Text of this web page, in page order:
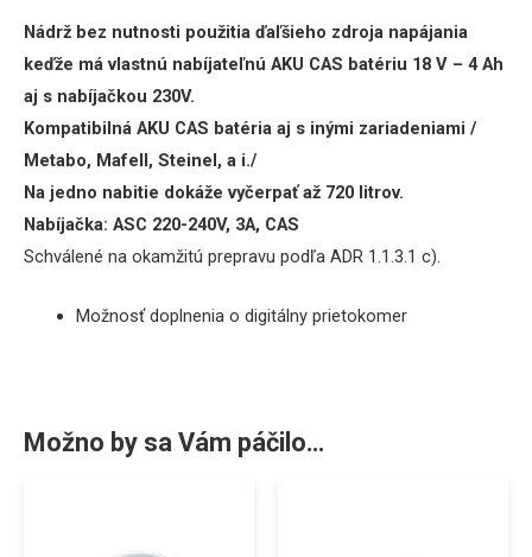
Nádrž bez nutnosti použitia ďaľšieho zdroja napájania
keďže má vlastnú nabíjateľnú AKU CAS batériu 18 V – 4 Ah
aj s nabíjačkou 230V.
Kompatibilná AKU CAS batéria aj s inými zariadeniami /
Metabo, Mafell, Steinel, a i./
Na jedno nabitie dokáže vyčerpať až 720 litrov.
Nabíjačka: ASC 220-240V, 3A, CAS
Schválené na okamžitú prepravu podľa ADR 1.1.3.1 c).
Možnosť doplnenia o digitálny prietokomer
Možno by sa Vám páčilo…